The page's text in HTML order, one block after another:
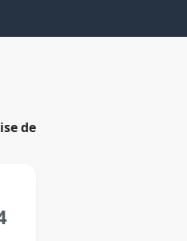
de